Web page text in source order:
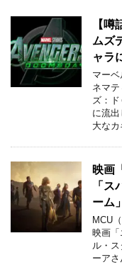
【
ムズ
ャラ
マー
ネマ
ズ：
に流
大なカ
映画
「
ーム
MCU
映画「
ル・
ーア